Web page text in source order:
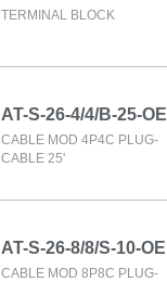
TERMINAL BLOCK
AT-S-26-4/4/B-25-OE
CABLE MOD 4P4C PLUG-
CABLE 25'
AT-S-26-8/8/S-10-OE
CABLE MOD 8P8C PLUG-